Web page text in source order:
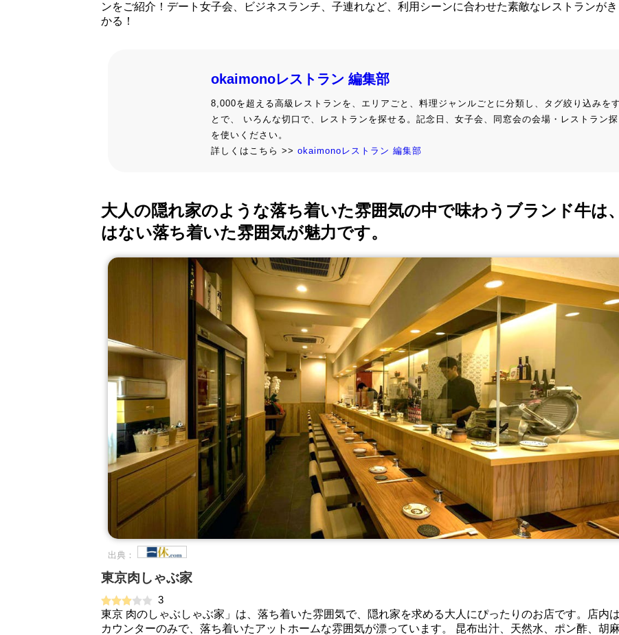
ンをご紹介！デート女子会、ビジネスランチ、子連れなど、利用シーンに合わせた素敵なレストランが
かる！
okaimonoレストラン 編集部
8,000を超える高級レストランを、エリアごと、料理ジャンルごとに分類し、タグ絞り込みを
とで、 いろんな切口で、レストランを探せる。記念日、女子会、同窓会の会場・レストラン探
を使いください。
詳しくはこちら >> okaimonoレストラン 編集部
大人の隠れ家のような落ち着いた雰囲気の中で味わうブランド牛は
はない落ち着いた雰囲気が魅力です。
出典：
東京肉しゃぶ家
3
東京 肉のしゃぶしゃぶ家」は、落ち着いた雰囲気で、隠れ家を求める大人にぴったりのお店です。店内
カウンターのみで、落ち着いたアットホームな雰囲気が漂っています。 昆布出汁、天然水、ポン酢、胡